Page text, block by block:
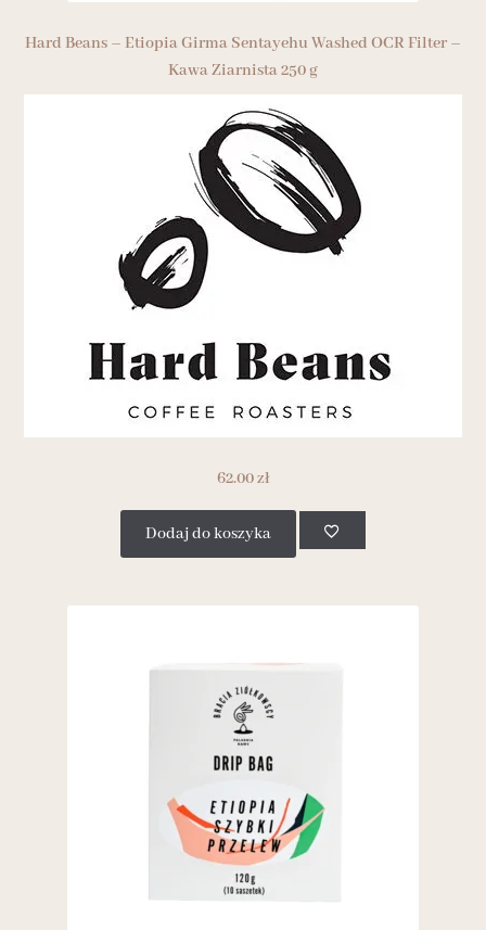
Hard Beans – Etiopia Girma Sentayehu Washed OCR Filter –
Kawa Ziarnista 250 g
62.00zł
Dodaj do koszyka